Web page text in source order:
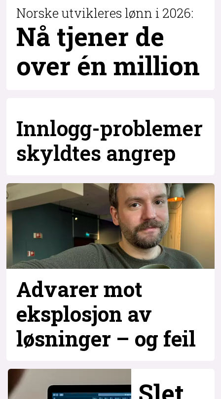
Norske utvikleres lønn i 2026:
Nå tjener de
over én million
Innlogg-problemer
skyldtes angrep
Advarer mot
eksplosjon av
løsninger – og feil